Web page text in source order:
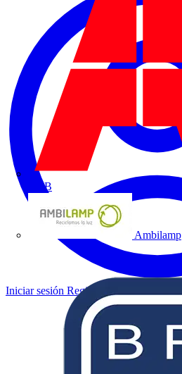
ABB
Ambilamp
Iniciar sesión Registrarse